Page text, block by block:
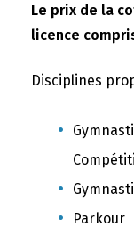
Le prix de la
licence
Disciplines
Parkour